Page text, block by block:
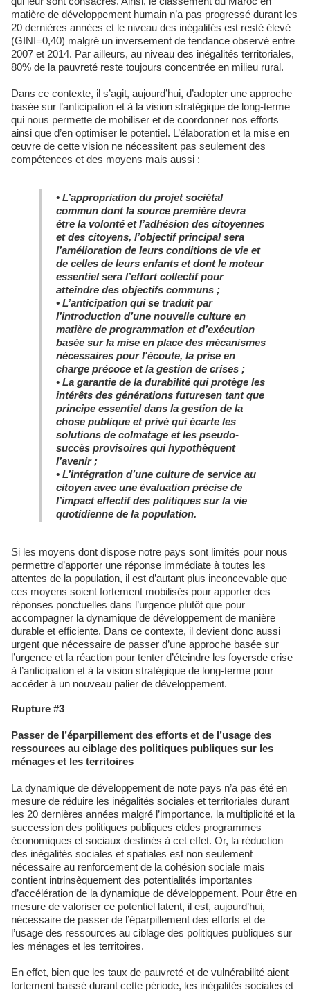
matière de développement humain n’a pas progressé durant les
20 dernières années et le niveau des inégalités est resté élevé
(GINI=0,40) malgré un inversement de tendance observé entre
2007 et 2014. Par ailleurs, au niveau des inégalités territoriales,
80% de la pauvreté reste toujours concentrée en milieu rural.
Dans ce contexte, il s’agit, aujourd’hui, d’adopter une approche
basée sur l’anticipation et à la vision stratégique de long-terme
qui nous permette de mobiliser et de coordonner nos efforts
ainsi que d’en optimiser le potentiel. L’élaboration et la mise en
œuvre de cette vision ne nécessitent pas seulement des
compétences et des moyens mais aussi :
• L’appropriation du projet sociétal
commun dont la source première devra
être la volonté et l’adhésion des citoyennes
et des citoyens, l’objectif principal sera
l’amélioration de leurs conditions de vie et
de celles de leurs enfants et dont le moteur
essentiel sera l’effort collectif pour
atteindre des objectifs communs ;
• L’anticipation qui se traduit par
l’introduction d’une nouvelle culture en
matière de programmation et d’exécution
basée sur la mise en place des mécanismes
nécessaires pour l'écoute, la prise en
charge précoce et la gestion de crises ;
• La garantie de la durabilité qui protège les
intérêts des générations futuresen tant que
principe essentiel dans la gestion de la
chose publique et privé qui écarte les
solutions de colmatage et les pseudo-
succès provisoires qui hypothèquent
l’avenir ;
• L’intégration d’une culture de service au
citoyen avec une évaluation précise de
l’impact effectif des politiques sur la vie
quotidienne de la population.
Si les moyens dont dispose notre pays sont limités pour nous
permettre d’apporter une réponse immédiate à toutes les
attentes de la population, il est d’autant plus inconcevable que
ces moyens soient fortement mobilisés pour apporter des
réponses ponctuelles dans l’urgence plutôt que pour
accompagner la dynamique de développement de manière
durable et efficiente. Dans ce contexte, il devient donc aussi
urgent que nécessaire de passer d’une approche basée sur
l’urgence et la réaction pour tenter d’éteindre les foyersde crise
à l’anticipation et à la vision stratégique de long-terme pour
accéder à un nouveau palier de développement.
Rupture #3
Passer de l’éparpillement des efforts et de l’usage des
ressources au ciblage des politiques publiques sur les
ménages et les territoires
La dynamique de développement de note pays n’a pas été en
mesure de réduire les inégalités sociales et territoriales durant
les 20 dernières années malgré l’importance, la multiplicité et la
succession des politiques publiques etdes programmes
économiques et sociaux destinés à cet effet. Or, la réduction
des inégalités sociales et spatiales est non seulement
nécessaire au renforcement de la cohésion sociale mais
contient intrinsèquement des potentialités importantes
d’accélération de la dynamique de développement. Pour être en
mesure de valoriser ce potentiel latent, il est, aujourd’hui,
nécessaire de passer de l’éparpillement des efforts et de
l’usage des ressources au ciblage des politiques publiques sur
les ménages et les territoires.
En effet, bien que les taux de pauvreté et de vulnérabilité aient
fortement baissé durant cette période, les inégalités sociales et